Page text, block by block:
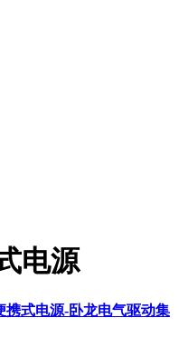
电源
携式电源-卧龙电气驱动集